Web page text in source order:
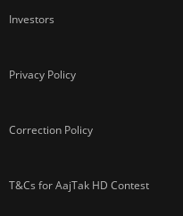
Investors
Privacy Policy
Correction Policy
T&Cs for AajTak HD Contest